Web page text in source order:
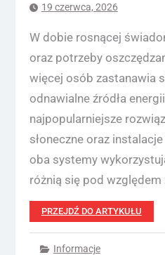
19 czerwca, 2026
W dobie rosnącej
oraz potrzeby
więcej osób zastanawia
odnawialne źródła
najpopularniejsze
słoneczne oraz
oba systemy
różnią się pod
PRZEJDŹ DO ARTYKUŁU
Informacje